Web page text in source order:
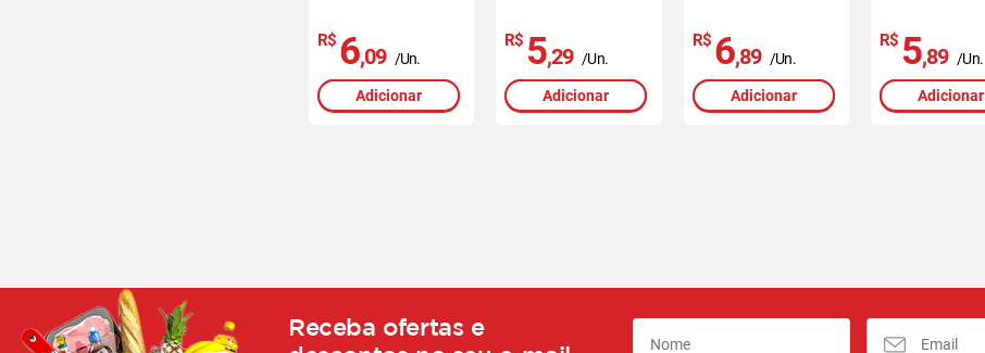
R$ 6,09 /Un.
Adicionar
R$ 5,29 /Un.
Adicionar
R$ 6,89 /Un.
Adicionar
R$ 5,89 /Un.
Adicionar
Receba ofertas e